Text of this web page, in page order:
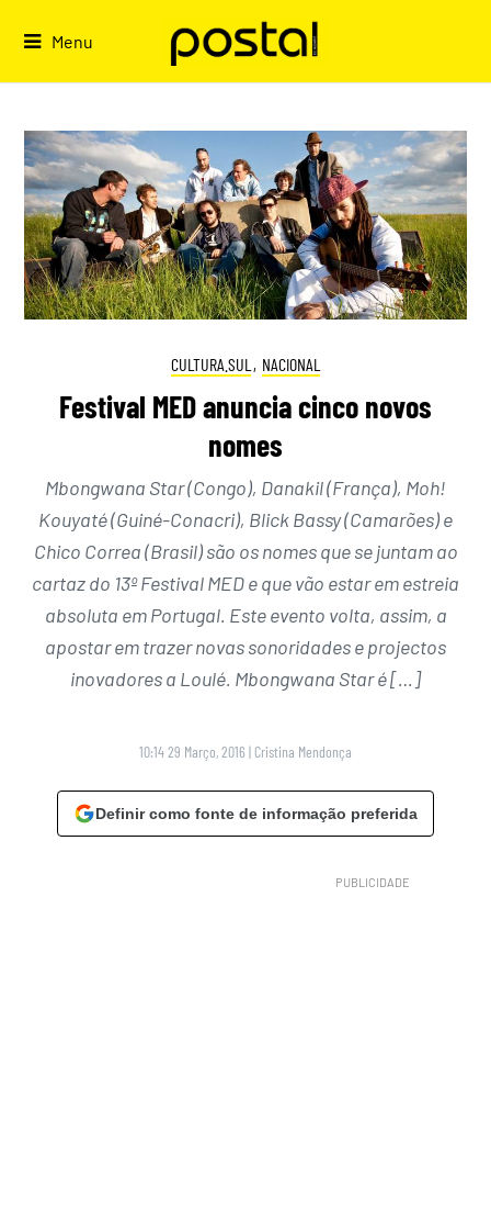
Menu
CULTURA.SUL , NACIONAL
Festival MED anuncia cinco novos
nomes
Mbongwana Star (Congo), Danakil (França), Moh!
Kouyaté (Guiné-Conacri), Blick Bassy (Camarões) e
Chico Correa (Brasil) são os nomes que se juntam ao
cartaz do 13º Festival MED e que vão estar em estreia
absoluta em Portugal. Este evento volta, assim, a
apostar em trazer novas sonoridades e projectos
inovadores a Loulé. Mbongwana Star é […]
10:14 29 Março, 2016 | Cristina Mendonça
Definir como fonte de informação preferida